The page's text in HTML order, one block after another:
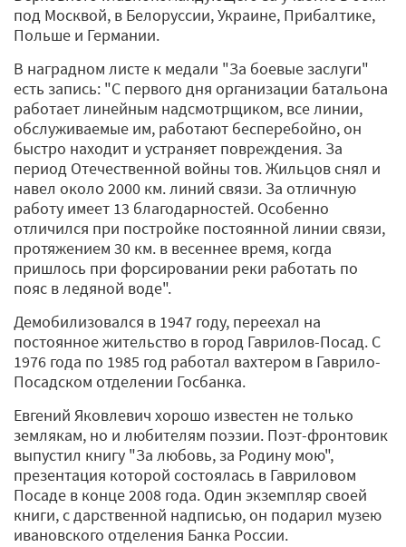
под Москвой, в Белоруссии, Украине, Прибалтике,
Польше и Германии.
В наградном листе к медали "За боевые заслуги"
есть запись: "С первого дня организации батальона
работает линейным надсмотрщиком, все линии,
обслуживаемые им, работают бесперебойно, он
быстро находит и устраняет повреждения. За
период Отечественной войны тов. Жильцов снял и
навел около 2000 км. линий связи. За отличную
работу имеет 13 благодарностей. Особенно
отличился при постройке постоянной линии связи,
протяжением 30 км. в весеннее время, когда
пришлось при форсировании реки работать по
пояс в ледяной воде".
Демобилизовался в 1947 году, переехал на
постоянное жительство в город Гаврилов-Посад. С
1976 года по 1985 год работал вахтером в Гаврило-
Посадском отделении Госбанка.
Евгений Яковлевич хорошо известен не только
землякам, но и любителям поэзии. Поэт-фронтовик
выпустил книгу "За любовь, за Родину мою",
презентация которой состоялась в Гавриловом
Посаде в конце 2008 года. Один экземпляр своей
книги, с дарственной надписью, он подарил музею
ивановского отделения Банка России.